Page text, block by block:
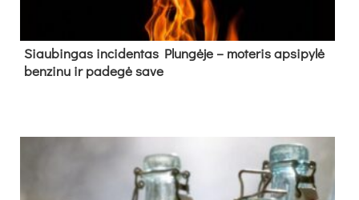
Siau­bin­gas in­ci­den­tas Plun­gė­je – mo­te­ris ap­si­py­lė
ben­zi­nu ir pa­de­gė sa­ve